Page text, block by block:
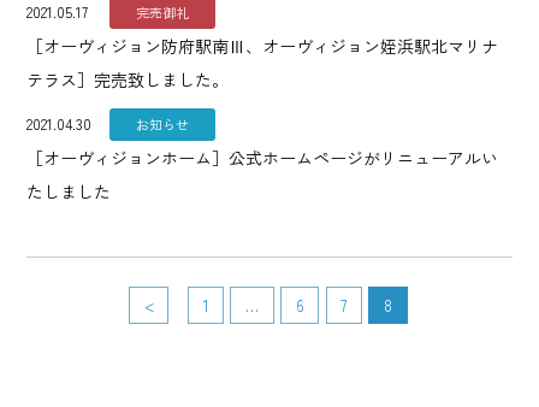
2021.05.17 完売御礼
［オーヴィジョン防府駅南Ⅲ、オーヴィジョン姪浜駅北マリナ
テラス］完売致しました。
2021.04.30 お知らせ
［オーヴィジョンホーム］公式ホームページがリニューアルい
たしました
< 1 … 6 7 8